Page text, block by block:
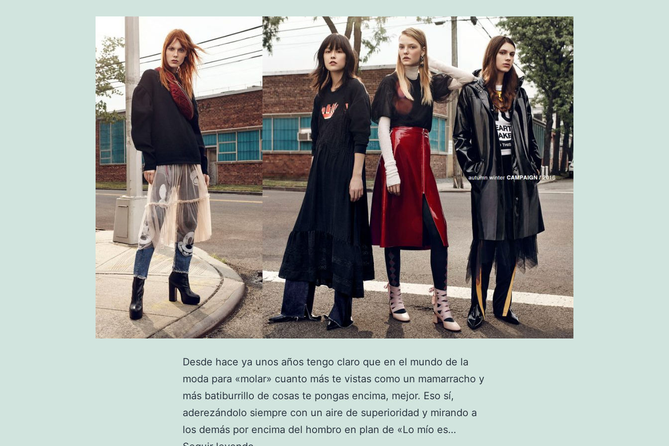
Desde hace ya unos años tengo claro que en el mundo de la
moda para «molar» cuanto más te vistas como un mamarracho y
más batiburrillo de cosas te pongas encima, mejor. Eso sí,
aderezándolo siempre con un aire de superioridad y mirando a
los demás por encima del hombro en plan de «Lo mío es…